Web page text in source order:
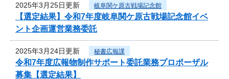
2025年3月25日更新 岐阜関ケ原古戦場記念館
【選定結果】令和7年度岐阜関ケ原古戦場記念館イベ
ント企画運営業務委託
2025年3月24日更新 秘書広報課
令和7年度広報物制作サポート委託業務プロポーザル
募集【選定結果】